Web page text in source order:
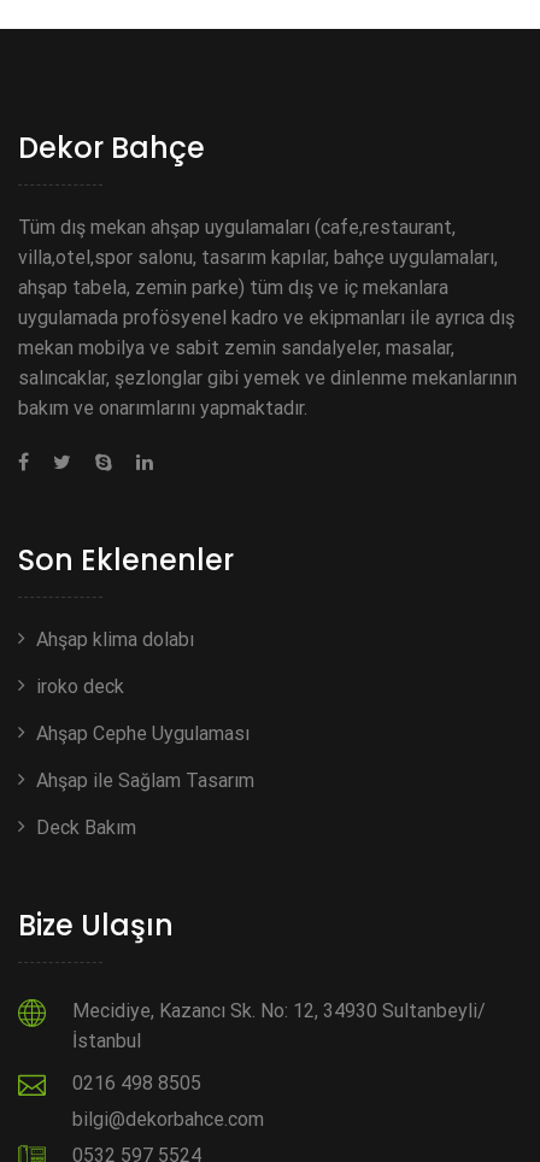
Dekor Bahçe
Tüm dış mekan ahşap uygulamaları (cafe,restaurant,
villa,otel,spor salonu, tasarım kapılar, bahçe uygulamaları,
ahşap tabela, zemin parke) tüm dış ve iç mekanlara
uygulamada profösyenel kadro ve ekipmanları ile ayrıca dış
mekan mobilya ve sabit zemin sandalyeler, masalar,
salıncaklar, şezlonglar gibi yemek ve dinlenme mekanlarının
bakım ve onarımlarını yapmaktadır.
Son Eklenenler
Ahşap klima dolabı
iroko deck
Ahşap Cephe Uygulaması
Ahşap ile Sağlam Tasarım
Deck Bakım
Bize Ulaşın
Mecidiye, Kazancı Sk. No: 12, 34930 Sultanbeyli/
İstanbul
0216 498 8505
bilgi@dekorbahce.com
0532 597 5524